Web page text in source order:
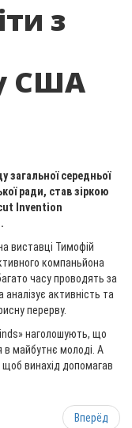
з
США
середньої
ради, став зіркою
Invention
виставці Тимофій
компаньйона
часу проводять за
активність та
перерву.
наголошують, що
в майбутнє молоді. А
щоб винахід допомагав
Вперёд